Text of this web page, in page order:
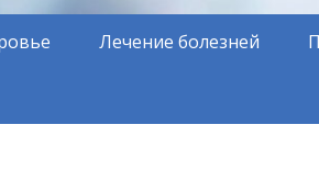
Лечение болезней